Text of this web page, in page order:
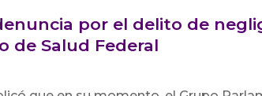
por el delito de
de Salud Federal